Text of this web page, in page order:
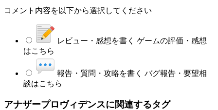
コメント内容を以下から選択してください
レビュー・感想を書く ゲームの評価・感想
はこちら
報告・質問・攻略を書く バグ報告・要望相
談はこちら
アナザープロヴィデンスに関連するタグ